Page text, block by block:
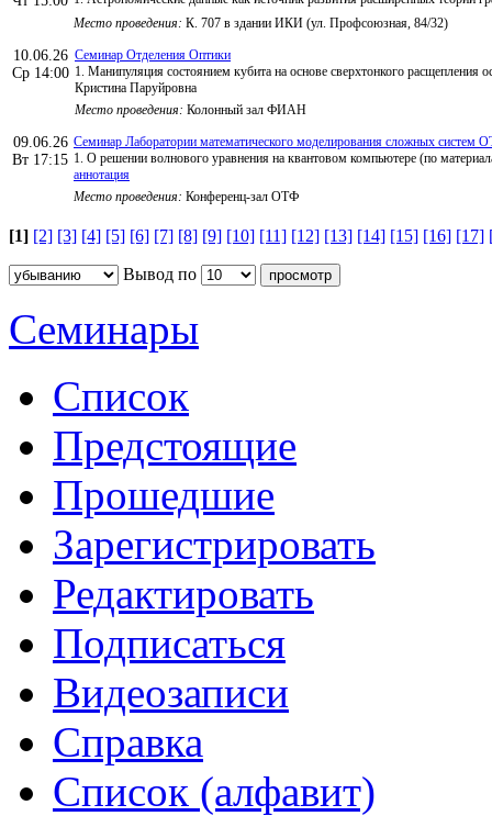
Место проведения: К. 707 в здании ИКИ (ул. Профсоюзная, 84/32)
10.06.26
Ср 14:00
Семинар Отделения Оптики
1. Манипуляция состоянием кубита на основе сверхтонкого расщепления
Кристина Паруйровна
Место проведения: Колонный зал ФИАН
09.06.26
Вт 17:15
Семинар Лаборатории математического моделирования сложных систем
1. О решении волнового уравнения на квантовом компьютере (по
аннотация
Место проведения: Конференц-зал ОТФ
[1] [2] [3] [4] [5] [6] [7] [8] [9] [10] [11] [12] [13] [14] [15] [16] [17]
Вывод по
Семинары
Список
Предстоящие
Прошедшие
Зарегистрировать
Редактировать
Подписаться
Видеозаписи
Справка
Список (алфавит)